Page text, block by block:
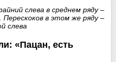
слева в среднем ряду –
в этом же ряду –
слева
«Пацан, есть